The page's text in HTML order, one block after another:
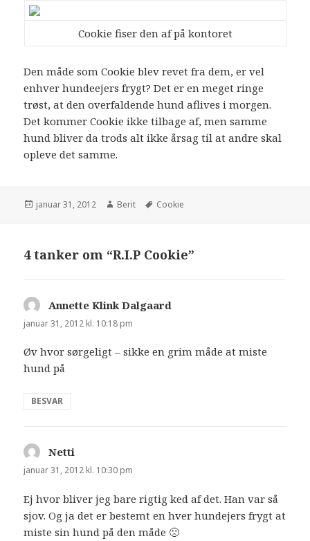
Cookie fiser den af på kontoret
Den måde som Cookie blev revet fra dem, er vel
enhver hundeejers frygt? Det er en meget ringe
trøst, at den overfaldende hund aflives i morgen.
Det kommer Cookie ikke tilbage af, men samme
hund bliver da trods alt ikke årsag til at andre skal
opleve det samme.
januar 31, 2012 Berit Cookie
4 tanker om “R.I.P Cookie”
Annette Klink Dalgaard
januar 31, 2012 kl. 10:18 pm
Øv hvor sørgeligt – sikke en grim måde at miste
hund på
BESVAR
Netti
januar 31, 2012 kl. 10:30 pm
Ej hvor bliver jeg bare rigtig ked af det. Han var så
sjov. Og ja det er bestemt en hver hundejers frygt at
miste sin hund på den måde 🙁